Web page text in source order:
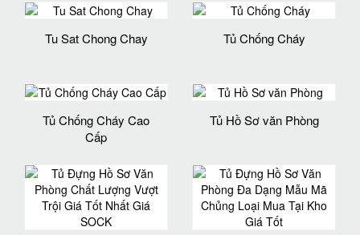
Tu Sat Chong Chay Tủ Chống Cháy
Tủ Chống Cháy Cao
Cấp
Tủ Hồ Sơ văn Phòng